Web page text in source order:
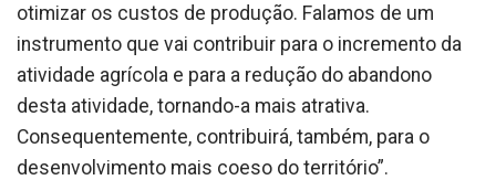
otimizar os custos de produção. Falamos de um
instrumento que vai contribuir para o incremento da
atividade agrícola e para a redução do abandono
desta atividade, tornando-a mais atrativa.
Consequentemente, contribuirá, também, para o
desenvolvimento mais coeso do território”.